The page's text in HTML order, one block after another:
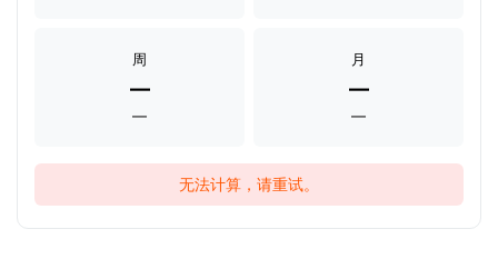
周
—
—
月
—
—
无法计算，请重试。